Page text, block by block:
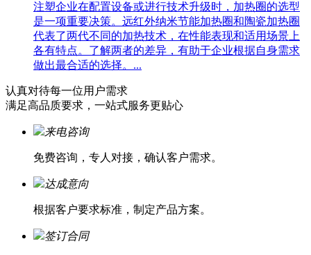
注塑企业在配置设备或进行技术升级时，加热圈的选型
是一项重要决策。远红外纳米节能加热圈和陶瓷加热圈
代表了两代不同的加热技术，在性能表现和适用场景上
各有特点。了解两者的差异，有助于企业根据自身需求
做出最合适的选择。...
认真对待每一位用户需求
满足高品质要求，一站式服务更贴心
来电咨询
免费咨询，专人对接，确认客户需求。
达成意向
根据客户要求标准，制定产品方案。
签订合同